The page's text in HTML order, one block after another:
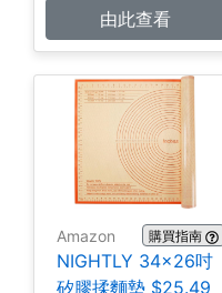
由此查看
Amazon 購買指南
NIGHTLY 34x26吋
矽膠揉麵墊 $25.49